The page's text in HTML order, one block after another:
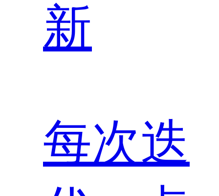
新
每次迭